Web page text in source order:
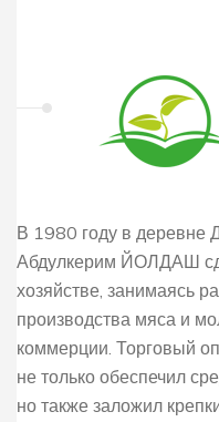
В 1980 году в деревне
Абдулкерим ЙОЛДАШ
хозяйстве, занимаясь
производства мяса и
коммерции. Торговый
не только обеспечил
но также заложил